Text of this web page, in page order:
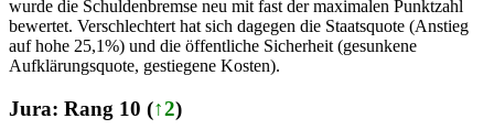
wurde die Schuldenbremse neu mit fast der maximalen Punktzahl
bewertet. Verschlechtert hat sich dagegen die Staatsquote (Anstieg
auf hohe 25,1%) und die öffentliche Sicherheit (gesunkene
Aufklärungsquote, gestiegene Kosten).
Jura: Rang 10 (↑2)